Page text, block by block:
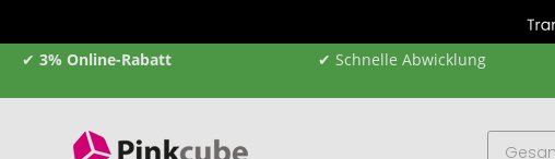
✔ 3% Online-Rabatt ✔ Schnelle Abwicklung